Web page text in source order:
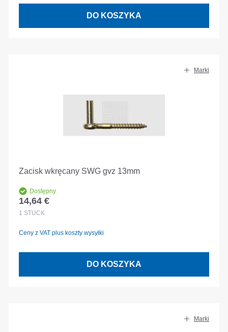
DO KOSZYKA
Marki
Zacisk wkręcany SWG gvz 13mm
Dostępny
Cena regularna:
14,64 €
1 STÜCK
Ceny z VAT plus koszty wysyłki
DO KOSZYKA
Marki